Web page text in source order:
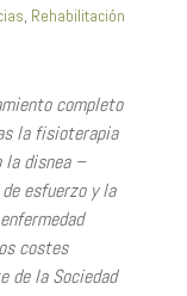
, Rehabilitación
completo
la fisioterapia
la disnea –
esfuerzo y la
costes
de la Sociedad